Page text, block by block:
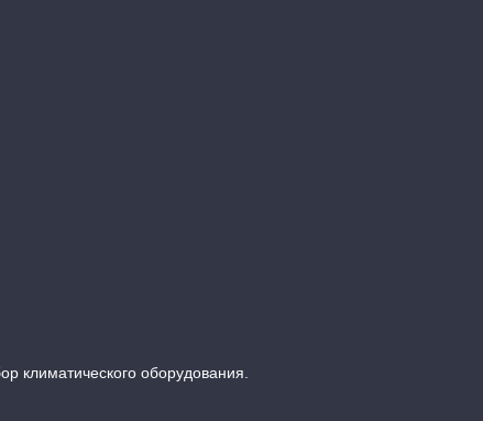
климатического оборудования.